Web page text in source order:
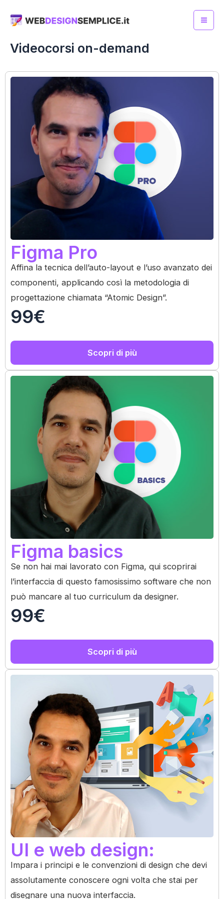
Videocorsi on-demand
Figma Pro
Affina la tecnica dell’auto-layout e l’uso avanzato dei
componenti, applicando così la metodologia di
progettazione chiamata “Atomic Design”.
99€
Scopri di più
Figma basics
Se non hai mai lavorato con Figma, qui scoprirai
l’interfaccia di questo famosissimo software che non
può mancare al tuo curriculum da designer.
99€
Scopri di più
UI e web design:
Impara i principi e le convenzioni di design che devi
assolutamente conoscere ogni volta che stai per
disegnare una nuova interfaccia.